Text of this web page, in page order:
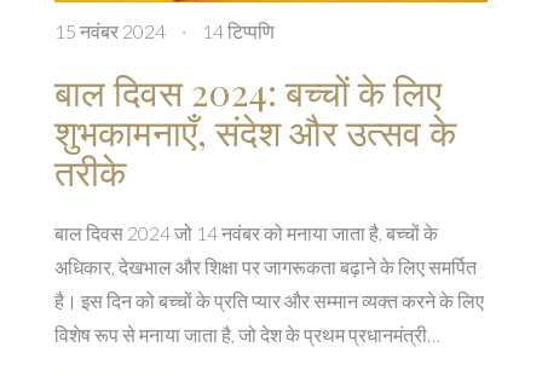
15 नवंबर 2024 · 14 टिप्पणि
बाल दिवस 2024: बच्चों के लिए
शुभकामनाएँ, संदेश और उत्सव के
तरीके
बाल दिवस 2024 जो 14 नवंबर को मनाया जाता है, बच्चों के
अधिकार, देखभाल और शिक्षा पर जागरूकता बढ़ाने के लिए समर्पित
है। इस दिन को बच्चों के प्रति प्यार और सम्मान व्यक्त करने के लिए
विशेष रूप से मनाया जाता है, जो देश के प्रथम प्रधानमंत्री